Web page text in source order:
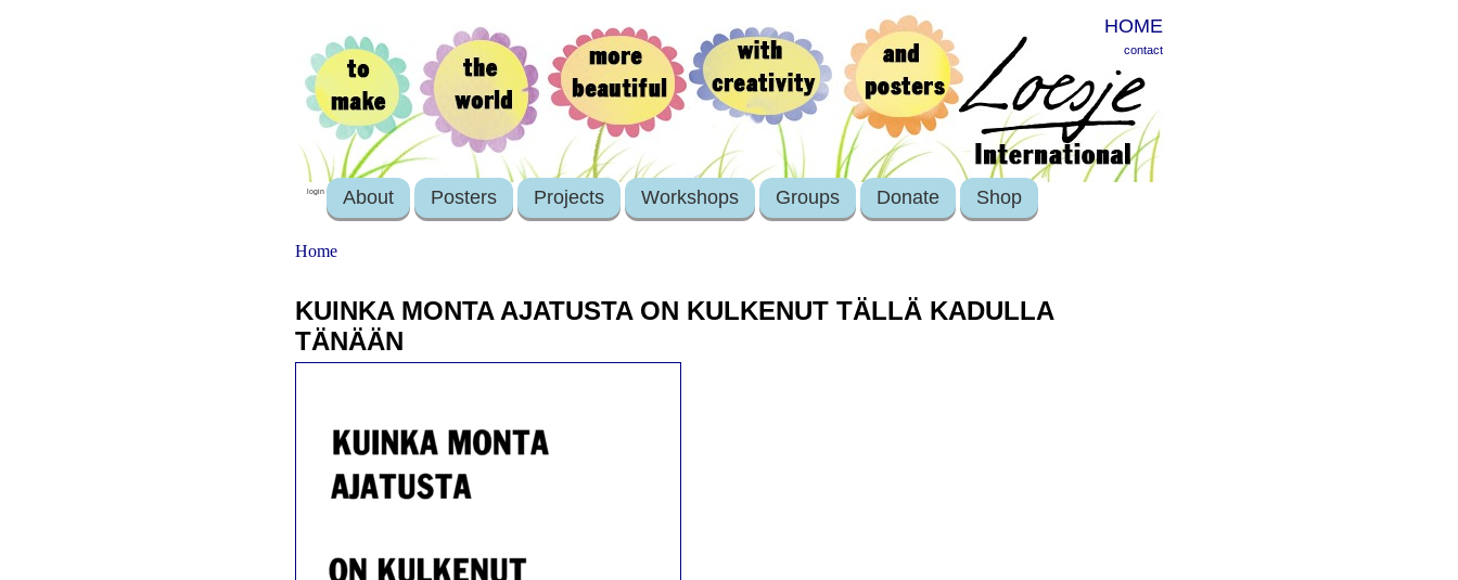
HOME
contact
login About Posters Projects Workshops Groups Donate Shop
Home
KUINKA MONTA AJATUSTA ON KULKENUT TÄLLÄ KADULLA
TÄNÄÄN